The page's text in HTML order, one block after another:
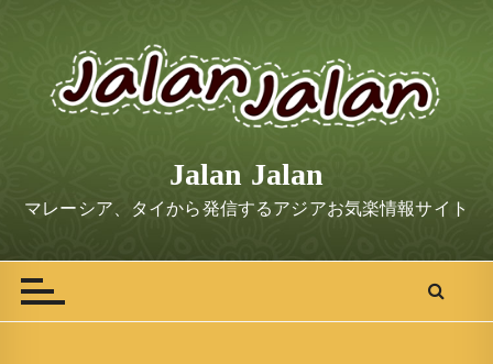
t
Jalan Jalan
マレーシア、タイから発信するアジアお気楽情報サイト